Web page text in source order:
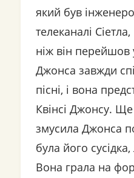
який був
телеканалі
ніж він перейшов
Джонса завжди
пісні, і вона
Квінсі Джонсу.
змусила Джонса
була його
Вона грала на